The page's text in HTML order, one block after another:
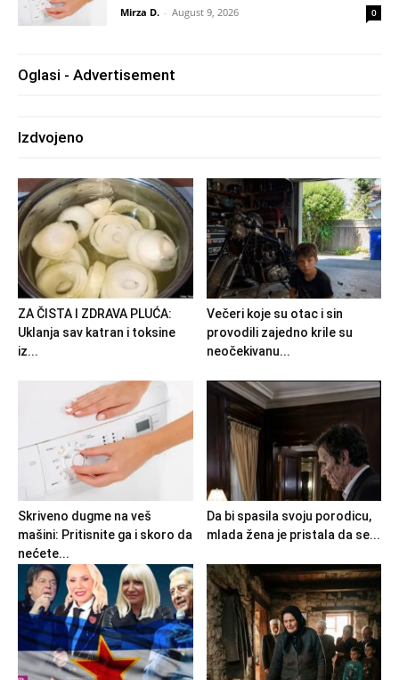
Mirza D. - August 9, 2026 0
Oglasi - Advertisement
Izdvojeno
ZA ČISTA I ZDRAVA PLUĆA:
Uklanja sav katran i toksine
iz...
Večeri koje su otac i sin
provodili zajedno krile su
neočekivanu...
Skriveno dugme na veš
mašini: Pritisnite ga i skoro da
nećete...
Da bi spasila svoju porodicu,
mlada žena je pristala da se...